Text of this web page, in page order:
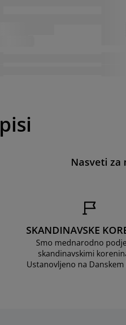
Nasveti za
SKANDINAVSKE
Smo mednarodno
skandinavskimi
Ustanovljeno na Danskem